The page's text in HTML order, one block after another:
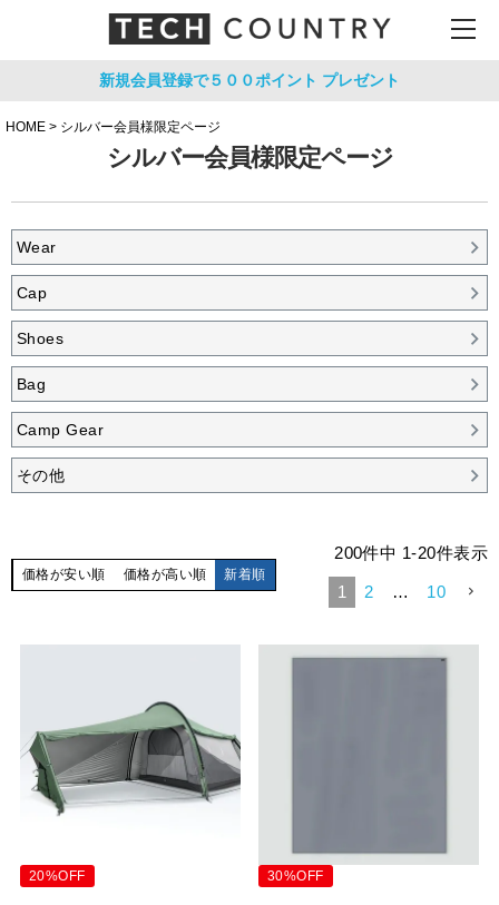
新規会員登録で５００ポイント プレゼント
HOME シルバー会員様限定ページ
シルバー会員様限定ページ
Wear
Cap
Shoes
Bag
Camp Gear
その他
価格が安い順 価格が高い順 新着順
200件中 1-20件表示
1 2 … 10
20%OFF 30%OFF